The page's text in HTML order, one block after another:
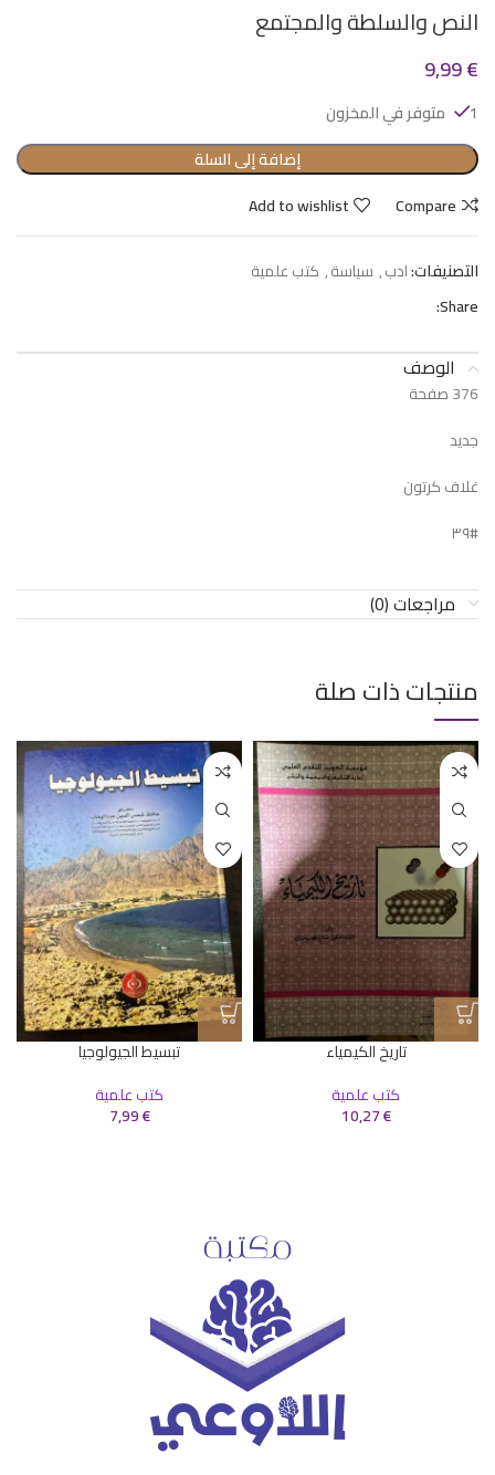
النص والسلطة والمجتمع
9,99€
1 متوفر في المخزون
إضافة إلى السلة
Compare
Add to wishlist
التصنيفات:ادب, سياسة, كتب علمية
Share:
الوصف
376 صفحة
جديد
غلاف كرتون
#٣٩
مراجعات (0)
منتجات ذات صلة
تاريخ الكيمياء
كتب علمية
10,27€
تبسيط الجيولوجيا
كتب علمية
7,99€